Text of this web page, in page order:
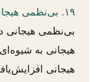
۱۹. بی‌نظمی هیجانی چیست؟
بی‌نظمی هیجانی
هیجانی به
هیجانی